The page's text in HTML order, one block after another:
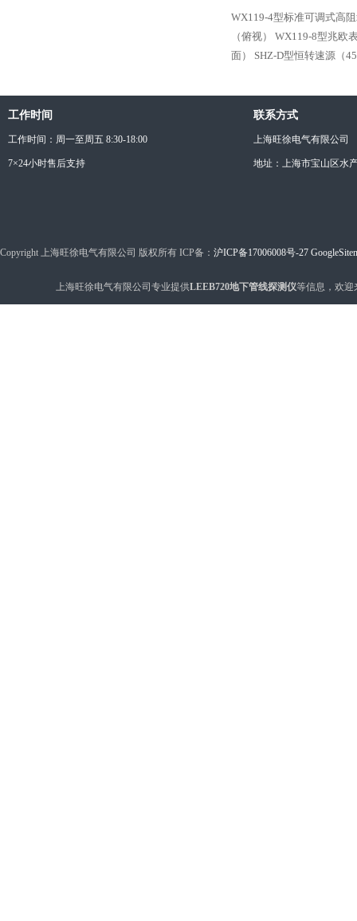
WX119-4型标准可调式高
（俯视）
WX119-8型兆欧
面）
SHZ-D型恒转速源（
工作时间
工作时间：周一至周五 8:30-18:00
7×24小时售后支持
联系方式
上海旺徐电气有限公司
地址：上海市宝山区水
Copyright 上海旺徐电气有限公司 版权所有 ICP备： 沪ICP备17006008号-27
上海旺徐电气有限公司专业提供LEEB720地下管线探测仪等信息，欢迎